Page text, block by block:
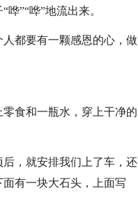
”“哗”地流出来。
都要有一颗感恩的心，做
食和一瓶水，穿上干净的
，就安排我们上了车，还
有一块大石头，上面写